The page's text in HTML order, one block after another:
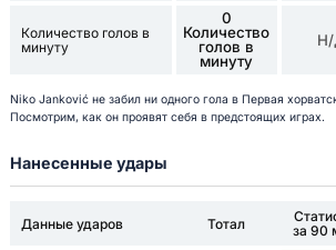
Количество голов в
минуту
0
Количество
голов в
минуту
Niko Janković не забил ни одного гола в Первая
Посмотрим, как он проявят себя в предстоящих играх.
Нанесенные удары
Данные ударов Тотал
за 90